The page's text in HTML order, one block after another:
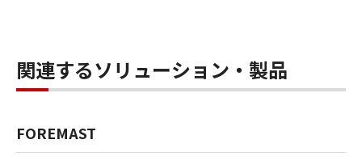
関連するソリューション・製品
FOREMAST